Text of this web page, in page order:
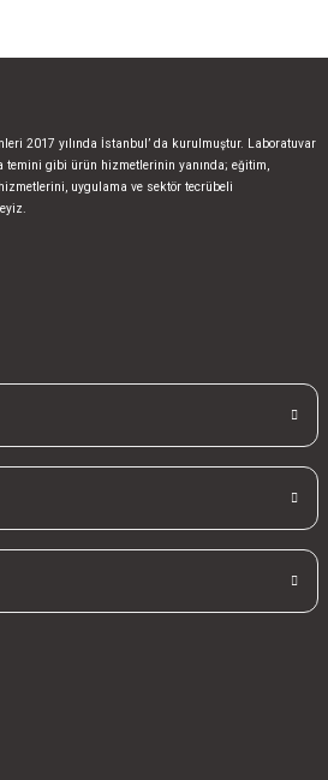
2017 yılında İstanbul’ da kurulmuştur. Laboratuvar
temini gibi ürün hizmetlerinin yanında; eğitim,
uygulama ve sektör tecrübeli